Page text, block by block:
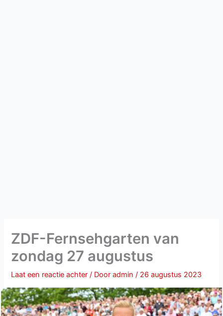
ZDF-Fernsehgarten van
zondag 27 augustus
Laat een reactie achter / Dooradmin/ 26 augustus 2023